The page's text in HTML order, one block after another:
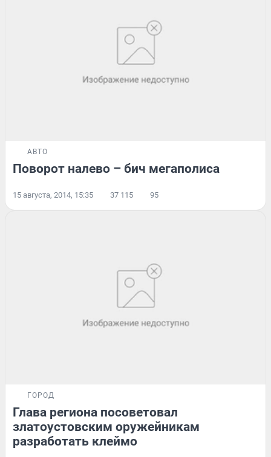
АВТО
Поворот налево – бич мегаполиса
15 августа, 2014, 15:35 37 115 95
ГОРОД
Глава региона посоветовал
златоустовским оружейникам
разработать клеймо